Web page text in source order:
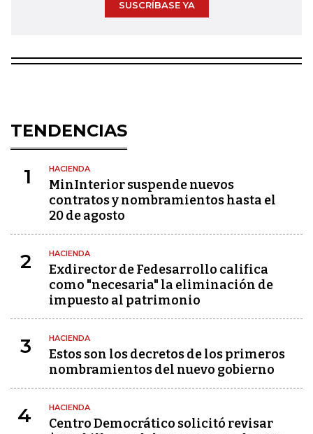
SUSCRÍBASE YA
TENDENCIAS
1 HACIENDA
MinInterior suspende nuevos
contratos y nombramientos hasta el
20 de agosto
2 HACIENDA
Exdirector de Fedesarrollo califica
como "necesaria" la eliminación de
impuesto al patrimonio
3 HACIENDA
Estos son los decretos de los primeros
nombramientos del nuevo gobierno
4 HACIENDA
Centro Democrático solicitó revisar